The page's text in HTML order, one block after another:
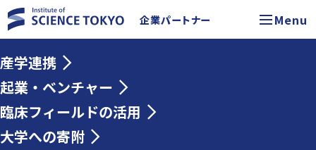
企業パートナー Menu
産学連携
起業・ベンチャー
臨床フィールドの活用
大学への寄附